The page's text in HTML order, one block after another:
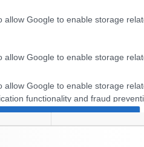
allow Google to enable storage
allow Google to enable storage
allow Google to enable storage
functionality and fraud
CONFIRM
Módosítva: Soha